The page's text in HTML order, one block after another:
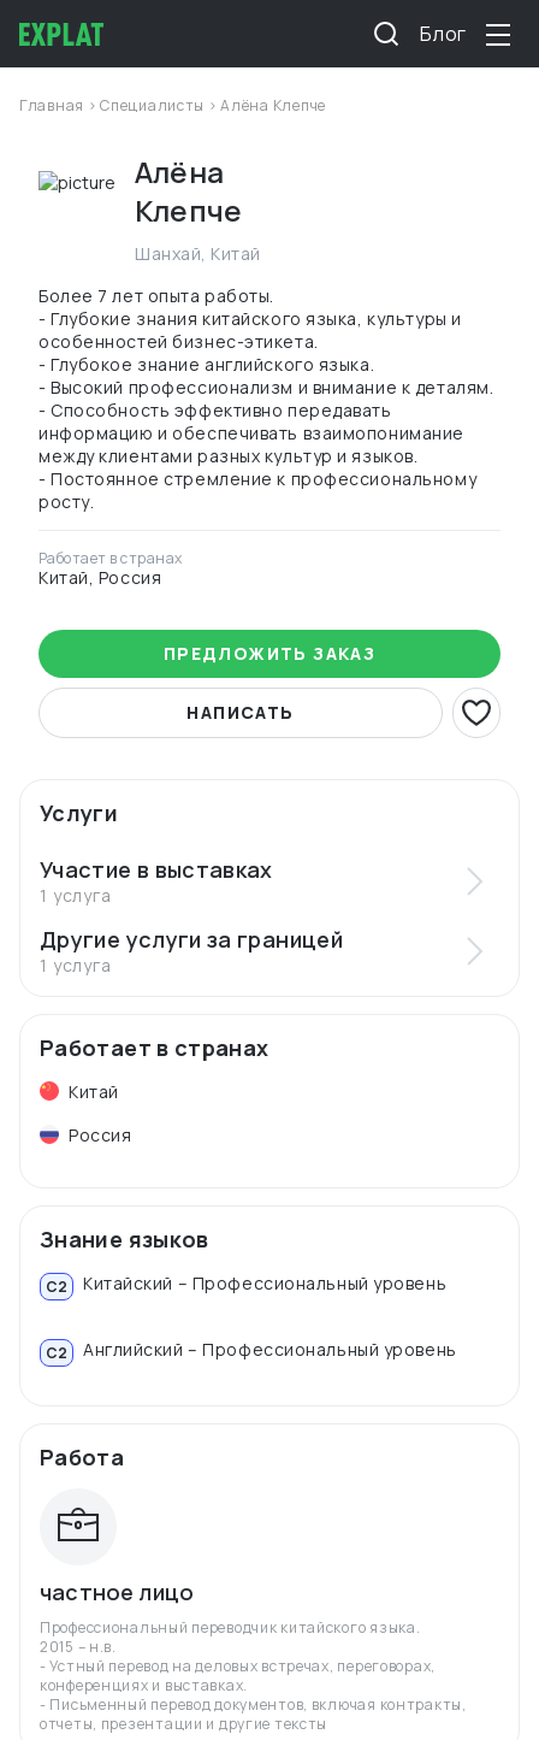
Блог
Главная >Специалисты > Алёна Клепче
Алёна
Клепче
Шанхай, Китай
Более 7 лет опыта работы.
- Глубокие знания китайского языка, культуры и
особенностей бизнес-этикета.
- Глубокое знание английского языка.
- Высокий профессионализм и внимание к деталям.
- Способность эффективно передавать
информацию и обеспечивать взаимопонимание
между клиентами разных культур и языков.
- Постоянное стремление к профессиональному
росту.
Работает в странах
Китай, Россия
ПРЕДЛОЖИТЬ ЗАКАЗ
НАПИСАТЬ
Услуги
Участие в выставках
1 услуга
Другие услуги за границей
1 услуга
Работает в странах
Китай
Россия
Знание языков
C2 Китайский – Профессиональный уровень
C2 Английский – Профессиональный уровень
Работа
частное лицо
Профессиональный переводчик китайского языка.
2015 – н.в.
- Устный перевод на деловых встречах, переговорах,
конференциях и выставках.
- Письменный перевод документов, включая контракты,
отчеты, презентации и другие тексты